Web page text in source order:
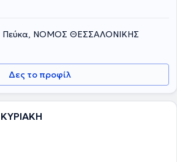
Πεύκα, ΝΟΜΟΣ ΘΕΣΣΑΛΟΝΙΚΗΣ
Δες το προφίλ
ΚΥΡΙΑΚΗ